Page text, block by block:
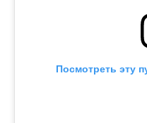
Посмотреть эту